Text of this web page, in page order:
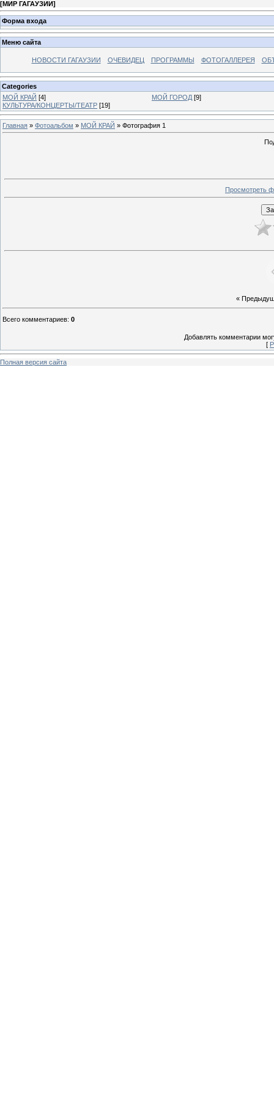
[МИР ГАГАУЗИИ]
Форма входа
Меню сайта
НОВОСТИ ГАГАУЗИИ ОЧЕВИДЕЦ ПРОГРАММЫ ФОТОГАЛЛЕРЕЯ
Categories
МОЙ КРАЙ [4] МОЙ ГОРОД [9]
КУЛЬТУРА/КОНЦЕРТЫ/ТЕАТР [19]
Главная » Фотоальбом » МОЙ КРАЙ » Фотография 1
Просмотреть
«
Всего комментариев: 0
Добавлять комментарии
[
Полная версия сайта